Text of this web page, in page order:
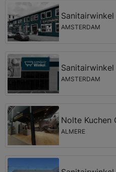
AMSTERDAM
AMSTERDAM
Nolte Kuchen
ALMERE